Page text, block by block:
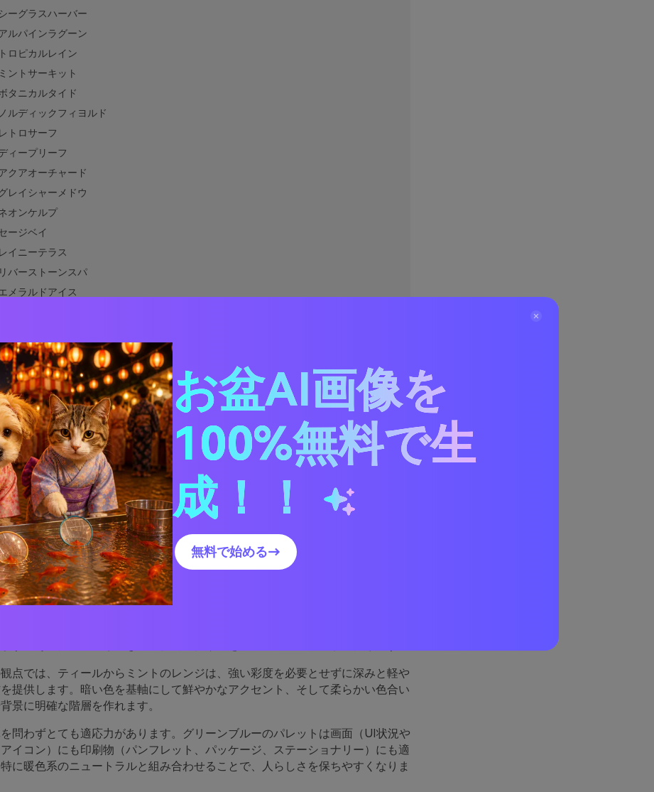
シーグラスハーバー
ルパインラグーン
トロピカルレイン
ミントサーキット
タニカルタイド
ノルディックフィヨルド
レトロサーフ
ィープリーフ
クアオーチャード
グレイシャーメドウ
オンケルプ
ージベイ
レイニーテラス
リバーストーンスパ
エメラルドアイス
ィールスプルース
ラグーンリネン
ーシャンガーデン
ーンブルーと相性の良い色は？
のデザインでグリーンブルーカラーパレットを使う方法
グリーンブルーパレット画像を作る
リーンブルーパレットは効果的
点では、ティールからミントのレンジは、強い彩度を必要とせずに深みと軽や
提供します。暗い色を基軸にして鮮やかなアクセント、そして柔らかい色合い
景に明確な階層を作れます。
問わずとても適応力があります。グリーンブルーのパレットは画面（UI状況や
イコン）にも印刷物（パンフレット、パッケージ、ステーショナリー）にも適
に暖色系のニュートラルと組み合わせることで、人らしさを保ちやすくなりま
お盆AI画像を
100%無料で生
成！！
無料で始める→